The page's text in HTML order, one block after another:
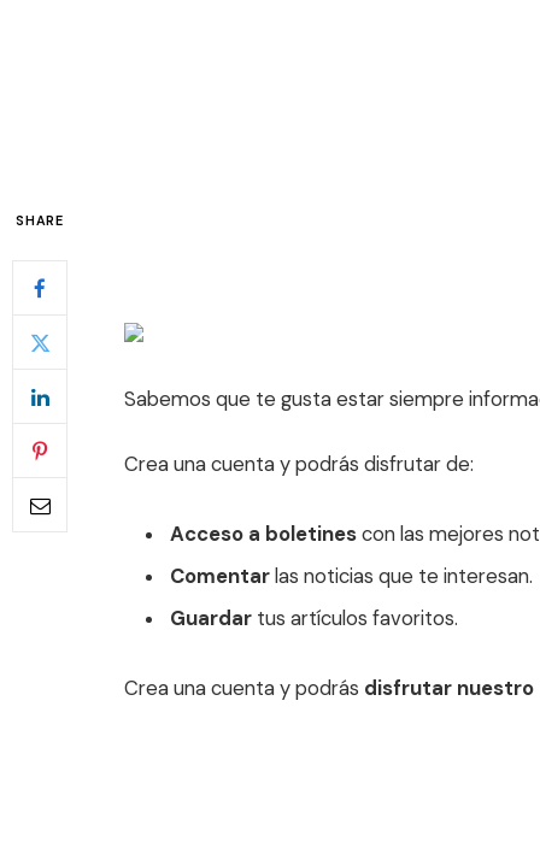
SHARE
Sabemos que te gusta estar siempre
Crea una cuenta y podrás disfrutar de:
Acceso a boletinescon las mejores
Comentar las noticias que te interesan.
Guardar tus artículos favoritos.
Crea una cuenta y podrás disfrutar nuestro